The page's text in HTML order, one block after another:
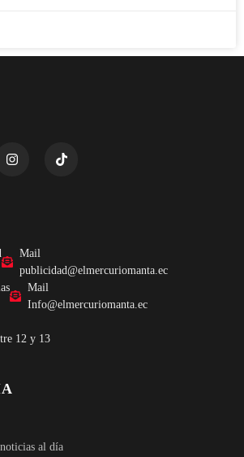
Mail
publicidad@elmercuriomanta.ec
Mail
Info@elmercuriomanta.ec
12 y 13
al día